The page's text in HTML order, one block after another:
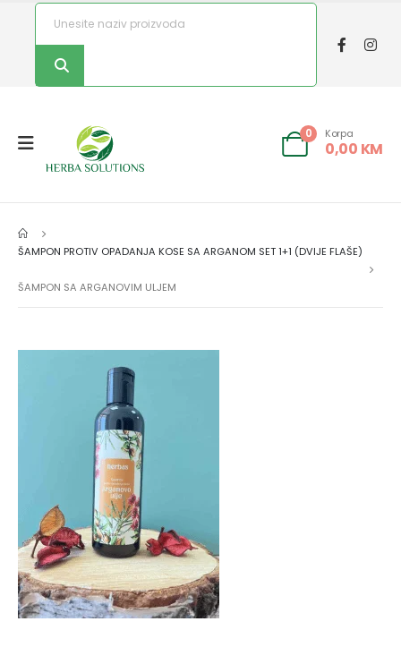
0 Korpa
0,00 KM
ŠAMPON PROTIV OPADANJA KOSE SA ARGANOM SET 1+1 (DVIJE FLAŠE)
ŠAMPON SA ARGANOVIM ULJEM